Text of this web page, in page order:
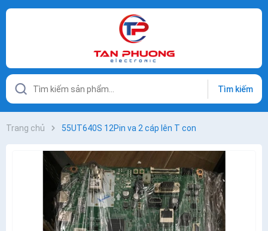
Tìm kiếm
Trang chủ 55UT640S 12Pin va 2 cáp lên T con